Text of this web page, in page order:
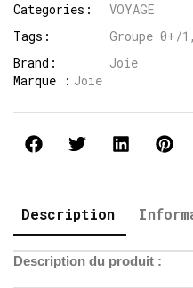
Categories:
VOYAGE
Tags:
Groupe 0+/1
Brand:
Joie
Marque : Joie
Description
Description du produit :